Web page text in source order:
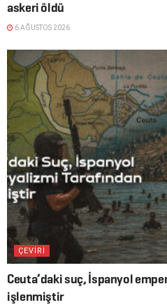
askeri öldü
6 AĞUSTOS 2026
ÇEVİRİ
Ceuta’daki suç, İspanyol
işlenmiştir